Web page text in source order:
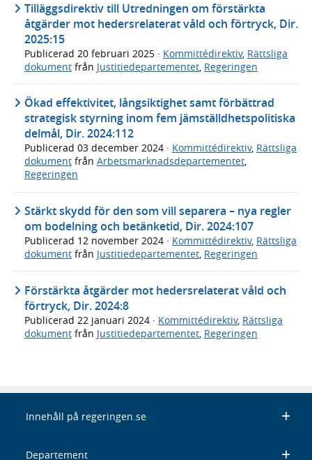
Tilläggsdirektiv till Utredningen om förstärkta
åtgärder mot hedersrelaterat våld och förtryck, Dir.
2025:15
Publicerad 20 februari 2025 · Kommittédirektiv, Rättsliga
dokument från Justitiedepartementet Regeringen
Ökad effektivitet, långsiktighet samt förbättrad
strategisk styrning inom fem jämställdhetspolitiska
delmål, Dir. 2024:112
Publicerad 03 december 2024 · Kommittédirektiv, Rättsliga
dokument från Arbetsmarknadsdepartementet,
Regeringen
Stärkt skydd för den som vill separera – nya regler
om bodelning och betänketid, Dir. 2024:107
Publicerad 12 november 2024 · Kommittédirektiv, Rättsliga
dokument från Justitiedepartementet, Regeringen
Förstärkta åtgärder mot hedersrelaterat våld och
förtryck, Dir. 2024:8
Publicerad 22 januari 2024 · Kommittédirektiv, Rättsliga
dokument från Justitiedepartementet Regeringen
Innehåll på regeringen.se
Departement